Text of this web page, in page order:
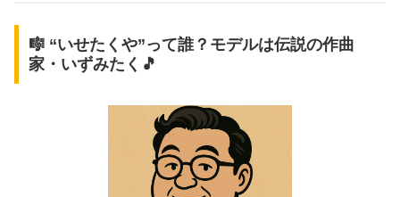
🎼 “いせたくや”って誰？モデルは伝説の作曲
家・いずみたく🎵